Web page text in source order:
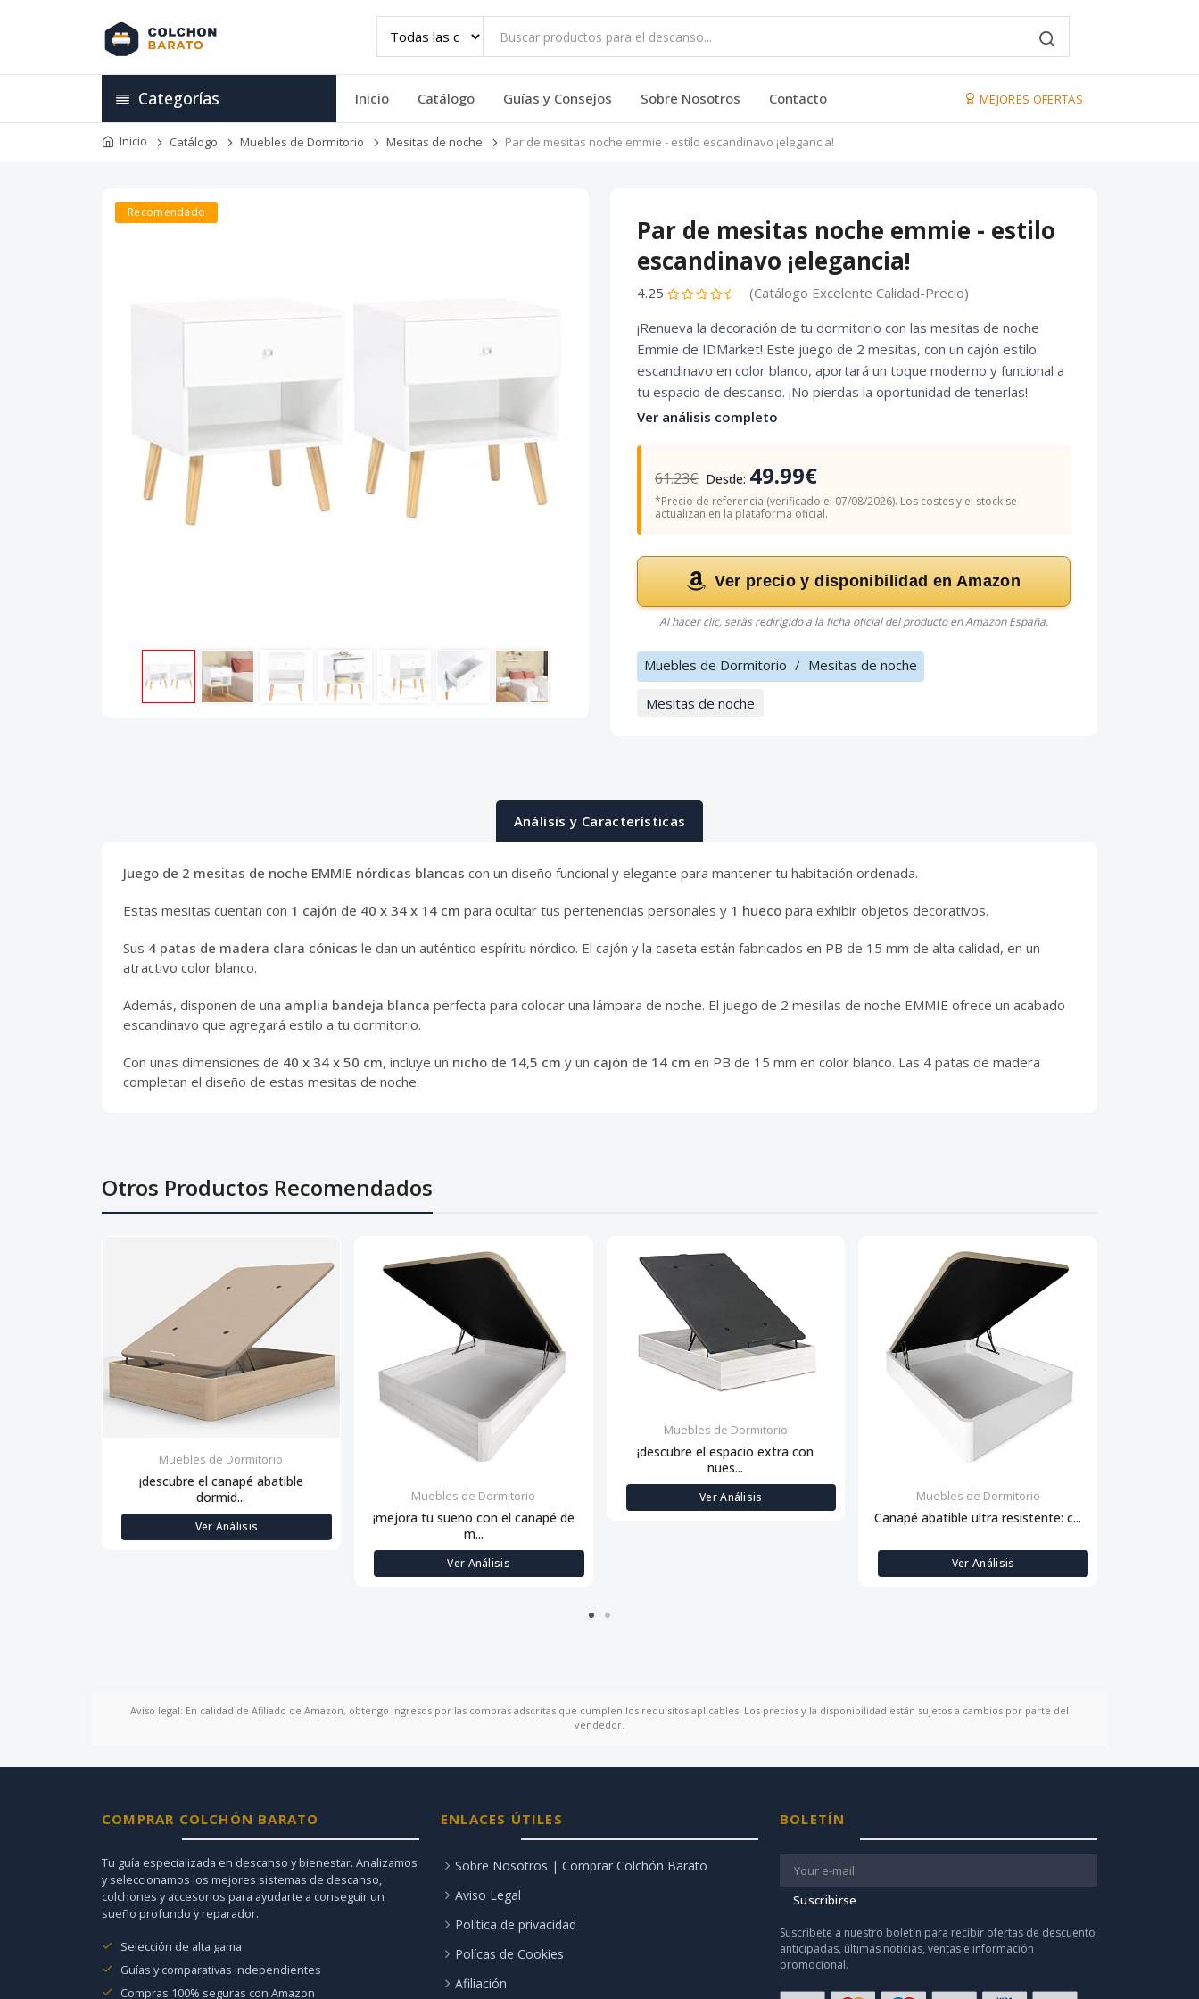
Categorías Inicio Catálogo Guías y Consejos Sobre Nosotros Contacto MEJORES OFERTAS
Inicio Catálogo Muebles de Dormitorio Mesitas de noche Par de mesitas noche emmie - estilo escandinavo ¡elegancia!
Recomendado
Par de mesitas noche emmie - estilo
escandinavo ¡elegancia!
4.25
(Catálogo Excelente Calidad-Precio)
¡Renueva la decoración de tu dormitorio con las mesitas de noche
Emmie de IDMarket! Este juego de 2 mesitas, con un cajón estilo
escandinavo en color blanco, aportará un toque moderno y funcional a
tu espacio de descanso. ¡No pierdas la oportunidad de tenerlas!
Ver análisis completo
61.23€ Desde: 49.99€
*Precio de referencia (verificado el 07/08/2026). Los costes y el stock se
actualizan en la plataforma oficial.
Ver precio y disponibilidad en Amazon
Al hacer clic, serás redirigido a la ficha oficial del producto en Amazon España.
Muebles de Dormitorio / Mesitas de noche
Mesitas de noche
Análisis y Características
Juego de 2 mesitas de noche EMMIE nórdicas blancas con un diseño funcional y elegante para mantener tu habitación ordenada.
Estas mesitas cuentan con 1 cajón de 40 x 34 x 14 cm para ocultar tus pertenencias personales y 1 hueco para exhibir objetos decorativos.
Sus 4 patas de madera clara cónicas le dan un auténtico espíritu nórdico. El cajón y la caseta están fabricados en PB de 15 mm de alta calidad, en un
atractivo color blanco.
Además, disponen de una amplia bandeja blanca perfecta para colocar una lámpara de noche. El juego de 2 mesillas de noche EMMIE ofrece un acabado
escandinavo que agregará estilo a tu dormitorio.
Con unas dimensiones de 40 x 34 x 50 cm, incluye un nicho de 14,5 cm y un cajón de 14 cm en PB de 15 mm en color blanco. Las 4 patas de madera
completan el diseño de estas mesitas de noche.
Otros Productos Recomendados
Muebles de Dormitorio
¡descubre el canapé abatible
dormid...
Ver Análisis
Muebles de Dormitorio
¡mejora tu sueño con el canapé de
m...
Ver Análisis
Muebles de Dormitorio
¡descubre el espacio extra con
nues...
Ver Análisis Muebles de Dormitorio
Canapé abatible ultra resistente: c...
Ver Análisis
Aviso legal: En calidad de Afiliado de Amazon, obtengo ingresos por las compras adscritas que cumplen los requisitos aplicables. Los precios y la disponibilidad están sujetos a cambios por parte del
vendedor.
COMPRAR COLCHÓN BARATO
Tu guía especializada en descanso y bienestar. Analizamos
y seleccionamos los mejores sistemas de descanso,
colchones y accesorios para ayudarte a conseguir un
sueño profundo y reparador.
Selección de alta gama
Guías y comparativas independientes
Compras 100% seguras con Amazon
ENLACES ÚTILES
Sobre Nosotros | Comprar Colchón Barato
Aviso Legal
Política de privacidad
Polícas de Cookies
Afiliación
BOLETÍN
Suscribirse
Suscríbete a nuestro boletín para recibir ofertas de descuento
anticipadas, últimas noticias, ventas e información
promocional.